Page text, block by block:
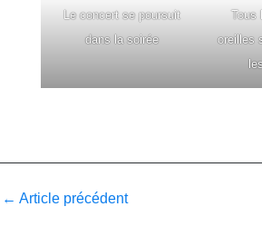
Le concert se poursuit
dans la soirée
Tous
oreilles
← Article précédent